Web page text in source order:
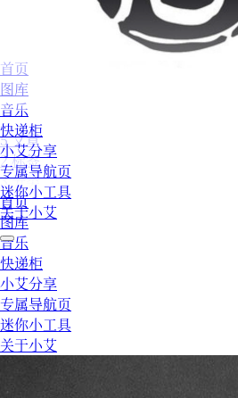
首页
图库
音乐
快递柜
小艾分享
专属导航页
迷你小工具
关于小艾
5文章
2标签
3分类
首页
图库
音乐
快递柜
小艾分享
专属导航页
迷你小工具
关于小艾